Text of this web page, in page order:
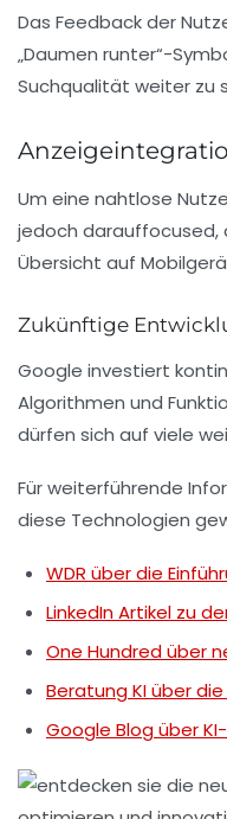
Das Feedback der
„Daumen runter“-
Suchqualität weiter zu
Um eine nahtlose
jedoch darauffocused,
Übersicht auf
Zukünftige
Google investiert
Algorithmen und
dürfen sich auf viele
Für weiterführende
diese Technologien
WDR über die
LinkedIn Artikel zu
One Hundred über
Beratung KI über
Google Blog über